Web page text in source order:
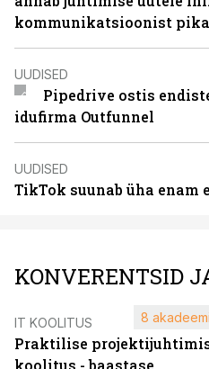
kommunikatsioonist
UUDISED
Pipedrive ostis
idufirma Outfunnel
UUDISED
TikTok suunab üha enam
KONVERENTSID
IT KOOLITUS
Praktilise
koolitus - baastase
8